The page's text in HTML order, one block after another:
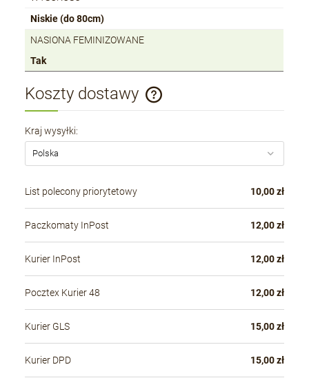
Niskie (do 80cm)
NASIONA FEMINIZOWANE
Tak
Koszty dostawy
Cena nie zawiera ewentualnych kosztów płatności
Kraj wysyłki:
List polecony priorytetowy 10,00 zł
Paczkomaty InPost 12,00 zł
Kurier InPost 12,00 zł
Pocztex Kurier 48 12,00 zł
Kurier GLS 15,00 zł
Kurier DPD 15,00 zł